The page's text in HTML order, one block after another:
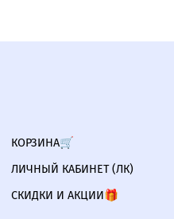
КОРЗИНА🛒
ЛИЧНЫЙ КАБИНЕТ (ЛК)
СКИДКИ И АКЦИИ🎁